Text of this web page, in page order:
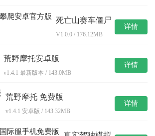
死亡山赛车僵尸
V1.0.0 / 176.12MB
详情
荒野摩托安卓版
v1.4.1 最新版本 / 143.0MB
详情
荒野摩托 免费版
v1.4.1 安卓版 / 143.32MB
详情